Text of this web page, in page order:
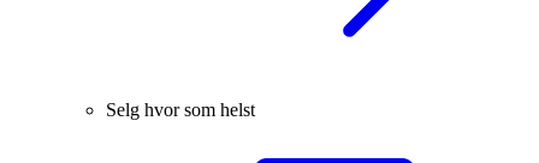
Selg hvor som helst